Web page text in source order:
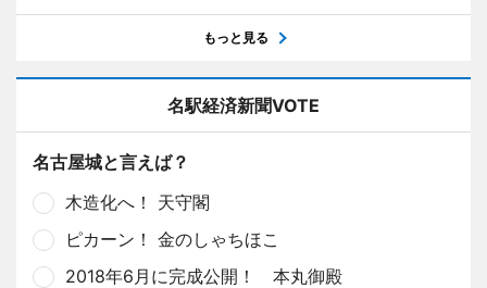
もっと見る
名駅経済新聞VOTE
名古屋城と言えば？
木造化へ！ 天守閣
ピカーン！ 金のしゃちほこ
2018年6月に完成公開！ 本丸御殿